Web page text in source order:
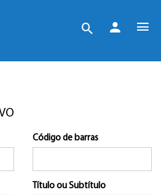
Código de barras
Título ou Subtítulo